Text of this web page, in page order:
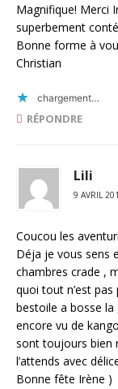
Magnifique! Merci
superbement
Bonne forme à
Christian
chargement…
RÉPONDRE
Lili
9 AVRIL
Coucou les
Déja je vous sens
chambres crade ,
quoi tout n’est
bestoile a bosse
encore vu de
sont toujours bien
l’attends avec
Bonne fête Irène )